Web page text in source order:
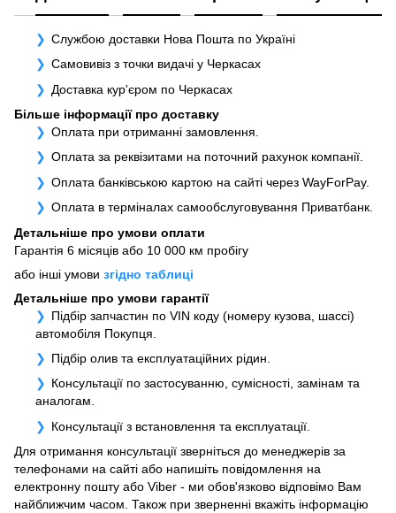
Службою доставки Нова Пошта по Україні
Самовивіз з точки видачі у Черкасах
Доставка кур'єром по Черкасах
Більше інформації про доставку
Оплата при отриманні замовлення.
Оплата за реквізитами на поточний рахунок компанії.
Оплата банківською картою на сайті через WayForPay.
Оплата в терміналах самообслуговування Приватбанк.
Детальніше про умови оплати
Гарантія 6 місяців або 10 000 км пробігу
або інші умови згідно таблиці
Детальніше про умови гарантії
Підбір запчастин по VIN коду (номеру кузова, шассі)
автомобіля Покупця.
Підбір олив та експлуатаційних рідин.
Консультації по застосуванню, сумісності, замінам та
аналогам.
Консультації з встановлення та експлуатації.
Для отримання консультації зверніться до менеджерів за
телефонами на сайті або напишіть повідомлення на
електронну пошту або Viber - ми обов'язково відповімо Вам
найближчим часом. Також при зверненні вкажіть інформацію